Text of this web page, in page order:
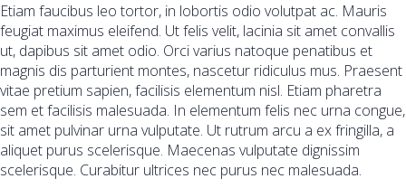
Etiam faucibus leo tortor, in lobortis odio volutpat ac. Mauris
feugiat maximus eleifend. Ut felis velit, lacinia sit amet convallis
ut, dapibus sit amet odio. Orci varius natoque penatibus et
magnis dis parturient montes, nascetur ridiculus mus. Praesent
vitae pretium sapien, facilisis elementum nisl. Etiam pharetra
sem et facilisis malesuada. In elementum felis nec urna congue,
sit amet pulvinar urna vulputate. Ut rutrum arcu a ex fringilla, a
aliquet purus scelerisque. Maecenas vulputate dignissim
scelerisque. Curabitur ultrices nec purus nec malesuada.